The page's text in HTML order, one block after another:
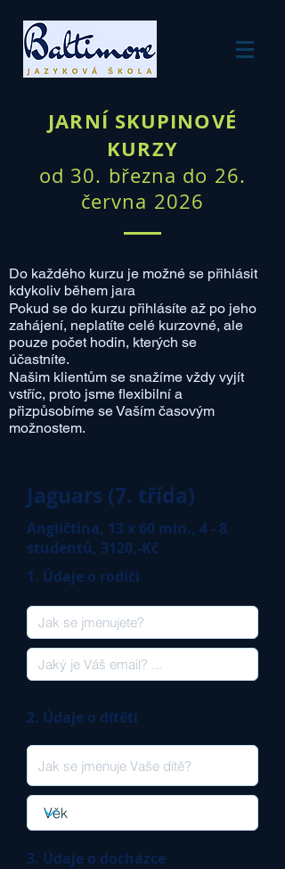
JARNÍ SKUPINOVÉ
KURZY
od 30. března do 26.
června 2026
​Do každého kurzu je možné se přihlásit
kdykoliv během jara
Pokud se do kurzu přihlásíte až po jeho
zahájení, neplatíte celé kurzovné, ale
pouze počet hodin, kterých se
účastníte.
Našim klientům se snažíme vždy vyjít
vstříc, proto jsme flexibilní a
přizpůsobíme se Vaším časovým
možnostem.
Jaguars (7. třída)
Angličtina, 13 x 60 min., 4 - 8
studentů, 3120,-Kč
1. Údaje o rodiči
2. Údaje o dítěti
3. Údaje o docházce